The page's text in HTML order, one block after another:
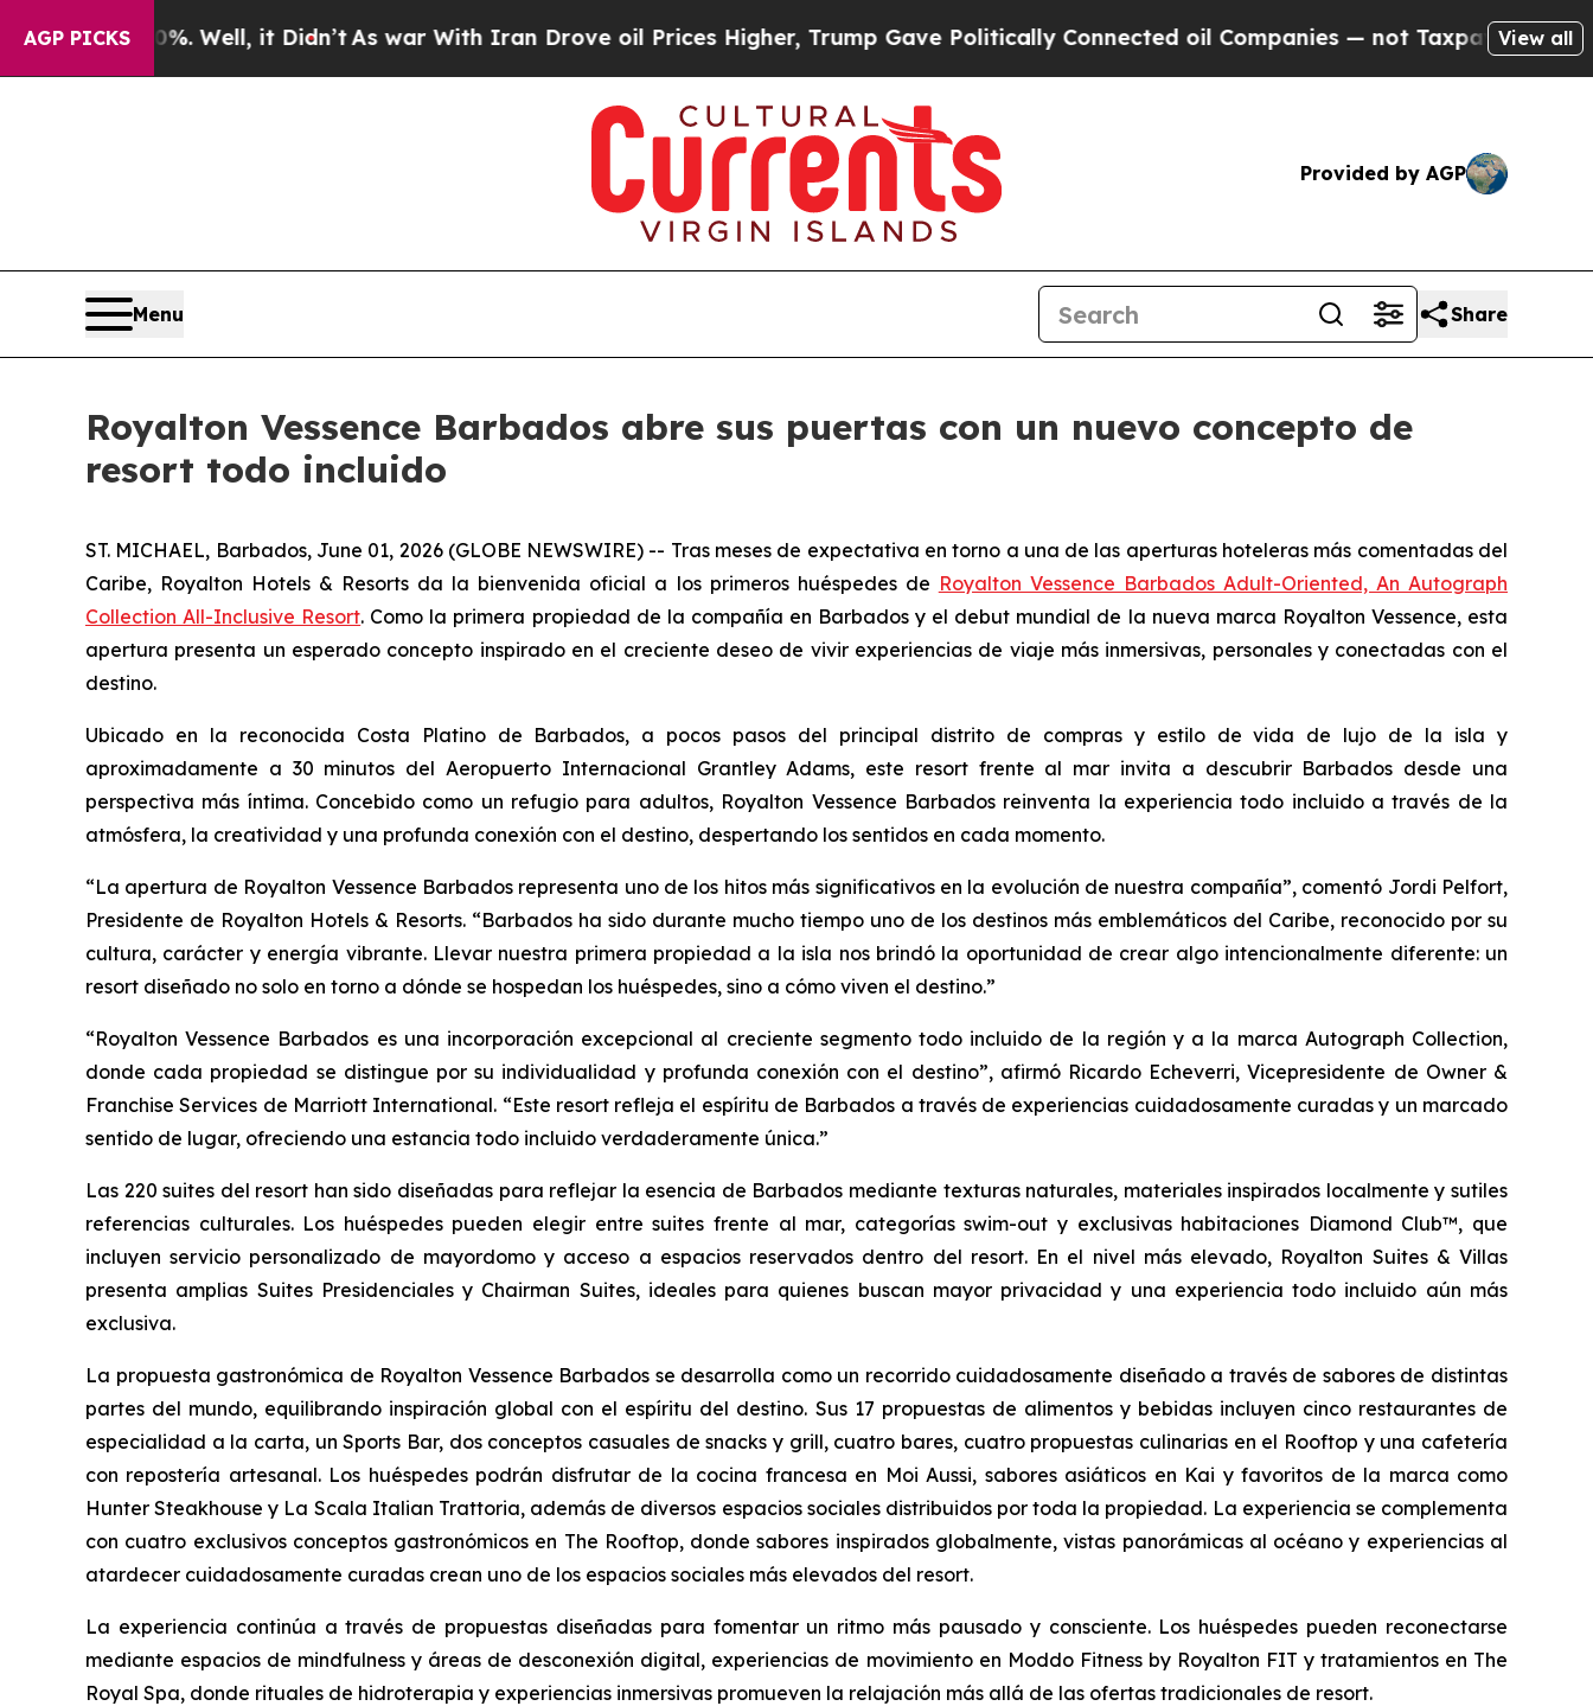
AGP PICKS
Well, it Didn’tAs war With Iran Drove oil Prices Higher, Trump Gave Politically Connected oil Companies — not Taxpayers — the Chance to
View all
Provided by AGP
Menu Share
Royalton Vessence Barbados abre sus puertas con un nuevo concepto de
resort todo incluido
ST. MICHAEL, Barbados, June 01, 2026 (GLOBE NEWSWIRE) -- Tras meses de expectativa en torno a una de las aperturas hoteleras más comentadas del
Caribe, Royalton Hotels & Resorts da la bienvenida oficial a los primeros huéspedes de Royalton Vessence Barbados Adult-Oriented, An Autograph
Collection All-Inclusive Resort. Como la primera propiedad de la compañía en Barbados y el debut mundial de la nueva marca Royalton Vessence, esta
apertura presenta un esperado concepto inspirado en el creciente deseo de vivir experiencias de viaje más inmersivas, personales y conectadas con el
destino.
Ubicado en la reconocida Costa Platino de Barbados, a pocos pasos del principal distrito de compras y estilo de vida de lujo de la isla y
aproximadamente a 30 minutos del Aeropuerto Internacional Grantley Adams, este resort frente al mar invita a descubrir Barbados desde una
perspectiva más íntima. Concebido como un refugio para adultos, Royalton Vessence Barbados reinventa la experiencia todo incluido a través de la
atmósfera, la creatividad y una profunda conexión con el destino, despertando los sentidos en cada momento.
“La apertura de Royalton Vessence Barbados representa uno de los hitos más significativos en la evolución de nuestra compañía”, comentó Jordi Pelfort,
Presidente de Royalton Hotels & Resorts. “Barbados ha sido durante mucho tiempo uno de los destinos más emblemáticos del Caribe, reconocido por su
cultura, carácter y energía vibrante. Llevar nuestra primera propiedad a la isla nos brindó la oportunidad de crear algo intencionalmente diferente: un
resort diseñado no solo en torno a dónde se hospedan los huéspedes, sino a cómo viven el destino.”
“Royalton Vessence Barbados es una incorporación excepcional al creciente segmento todo incluido de la región y a la marca Autograph Collection,
donde cada propiedad se distingue por su individualidad y profunda conexión con el destino”, afirmó Ricardo Echeverri, Vicepresidente de Owner &
Franchise Services de Marriott International. “Este resort refleja el espíritu de Barbados a través de experiencias cuidadosamente curadas y un marcado
sentido de lugar, ofreciendo una estancia todo incluido verdaderamente única.”
Las 220 suites del resort han sido diseñadas para reflejar la esencia de Barbados mediante texturas naturales, materiales inspirados localmente y sutiles
referencias culturales. Los huéspedes pueden elegir entre suites frente al mar, categorías swim-out y exclusivas habitaciones Diamond Club™, que
incluyen servicio personalizado de mayordomo y acceso a espacios reservados dentro del resort. En el nivel más elevado, Royalton Suites & Villas
presenta amplias Suites Presidenciales y Chairman Suites, ideales para quienes buscan mayor privacidad y una experiencia todo incluido aún más
exclusiva.
La propuesta gastronómica de Royalton Vessence Barbados se desarrolla como un recorrido cuidadosamente diseñado a través de sabores de distintas
partes del mundo, equilibrando inspiración global con el espíritu del destino. Sus 17 propuestas de alimentos y bebidas incluyen cinco restaurantes de
especialidad a la carta, un Sports Bar, dos conceptos casuales de snacks y grill, cuatro bares, cuatro propuestas culinarias en el Rooftop y una cafetería
con repostería artesanal. Los huéspedes podrán disfrutar de la cocina francesa en Moi Aussi, sabores asiáticos en Kai y favoritos de la marca como
Hunter Steakhouse y La Scala Italian Trattoria, además de diversos espacios sociales distribuidos por toda la propiedad. La experiencia se complementa
con cuatro exclusivos conceptos gastronómicos en The Rooftop, donde sabores inspirados globalmente, vistas panorámicas al océano y experiencias al
atardecer cuidadosamente curadas crean uno de los espacios sociales más elevados del resort.
La experiencia continúa a través de propuestas diseñadas para fomentar un ritmo más pausado y consciente. Los huéspedes pueden reconectarse
mediante espacios de mindfulness y áreas de desconexión digital, experiencias de movimiento en Moddo Fitness by Royalton FIT y tratamientos en The
Royal Spa, donde rituales de hidroterapia y experiencias inmersivas promueven la relajación más allá de las ofertas tradicionales de resort.